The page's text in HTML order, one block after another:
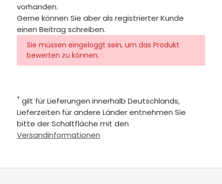
vorhanden.
Gerne können Sie aber als registrierter Kunde
einen Beitrag schreiben.
Sie müssen eingeloggt sein, um das Produkt
bewerten zu können.
* gilt für Lieferungen innerhalb Deutschlands,
Lieferzeiten für andere Länder entnehmen Sie
bitte der Schaltfläche mit den
Versandinformationen